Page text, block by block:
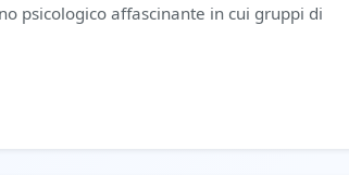
psicologico affascinante in cui gruppi di